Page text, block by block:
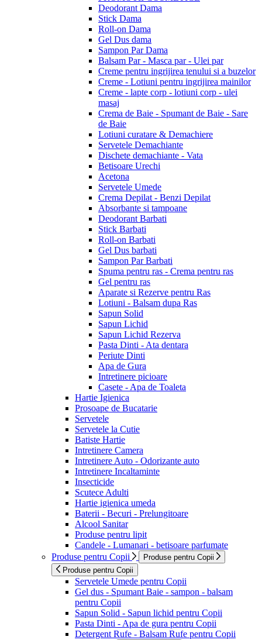
Deodorant Dama
Stick Dama
Roll-on Dama
Gel Dus dama
Sampon Par Dama
Balsam Par - Masca par - Ulei par
Creme pentru ingrijirea tenului si a buzelor
Creme - Lotiuni pentru ingrijirea mainilor
Creme - lapte corp - lotiuni corp - ulei
masaj
Crema de Baie - Spumant de Baie - Sare
de Baie
Lotiuni curatare & Demachiere
Servetele Demachiante
Dischete demachiante - Vata
Betisoare Urechi
Acetona
Servetele Umede
Crema Depilat - Benzi Depilat
Absorbante si tampoane
Deodorant Barbati
Stick Barbati
Roll-on Barbati
Gel Dus barbati
Sampon Par Barbati
Spuma pentru ras - Crema pentru ras
Gel pentru ras
Aparate si Rezerve pentru Ras
Lotiuni - Balsam dupa Ras
Sapun Solid
Sapun Lichid
Sapun Lichid Rezerva
Pasta Dinti - Ata dentara
Periute Dinti
Apa de Gura
Intretinere picioare
Casete - Apa de Toaleta
Hartie Igienica
Prosoape de Bucatarie
Servetele
Servetele la Cutie
Batiste Hartie
Intretinere Camera
Intretinere Auto - Odorizante auto
Intretinere Incaltaminte
Insecticide
Scutece Adulti
Hartie igienica umeda
Baterii - Becuri - Prelungitoare
Alcool Sanitar
Produse pentru lipit
Candele - Lumanari - betisoare parfumate
Produse pentru Copii
Produse pentru Copii
Produse pentru Copii
Servetele Umede pentru Copii
Gel dus - Spumant Baie - sampon - balsam
pentru Copii
Sapun Solid - Sapun lichid pentru Copii
Pasta Dinti - Apa de gura pentru Copii
Detergent Rufe - Balsam Rufe pentru Copii